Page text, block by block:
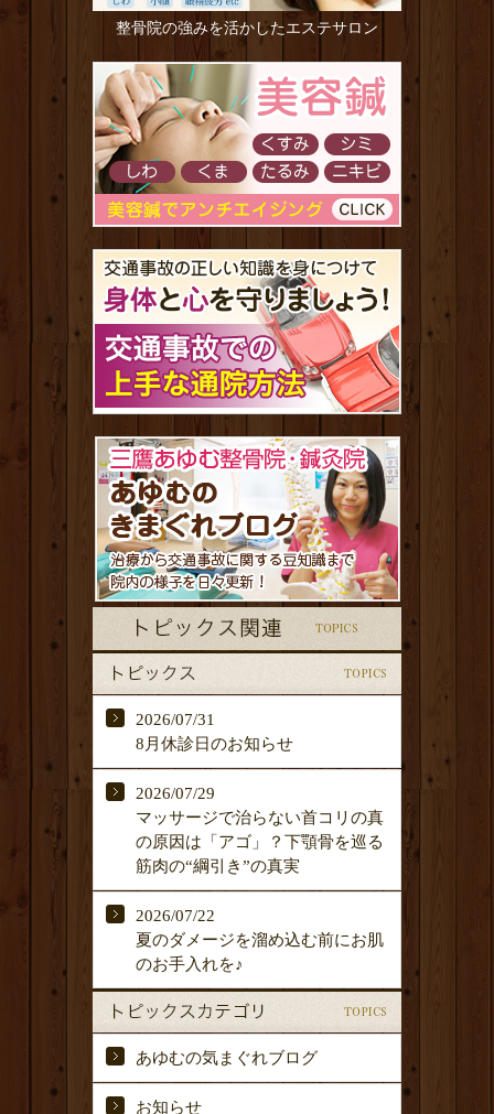
整骨院の強みを活かしたエステサロン
2026/07/31
8月休診日のお知らせ
2026/07/29
マッサージで治らない首コリの真
の原因は「アゴ」？下顎骨を巡る
筋肉の“綱引き”の真実
2026/07/22
夏のダメージを溜め込む前にお肌
のお手入れを♪
あゆむの気まぐれブログ
お知らせ